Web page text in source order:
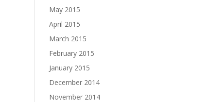
May 2015
April 2015
March 2015
February 2015
January 2015
December 2014
November 2014